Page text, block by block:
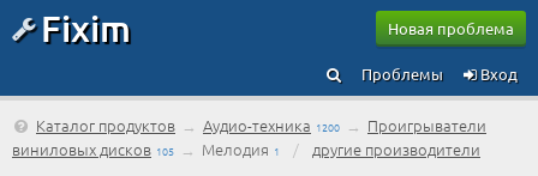
Fixim Новая проблема
Вход
Проблемы
Каталог продуктов → Аудио-техника 1200 → Проигрыватели
виниловых дисков 105 → Мелодия 1 / другие производители